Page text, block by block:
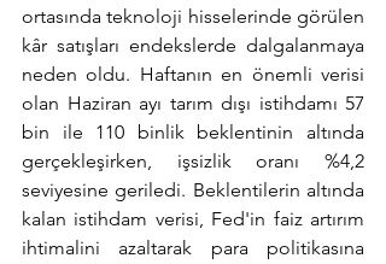
ortasında teknoloji hisselerinde görülen
kâr satışları endekslerde dalgalanmaya
neden oldu. Haftanın en önemli verisi
olan Haziran ayı tarım dışı istihdamı 57
bin ile 110 binlik beklentinin altında
gerçekleşirken, işsizlik oranı %4,2
seviyesine geriledi. Beklentilerin altında
kalan istihdam verisi, Fed'in faiz artırım
ihtimalini azaltarak para politikasına